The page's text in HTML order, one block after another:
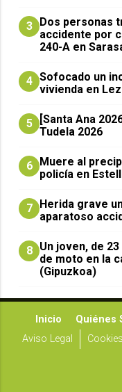
3
​Dos personas
accidente por
240-A en
4 Sofocado un
vivienda en
5
[Santa Ana
Tudela 2026
6
Muere al
policía en
7
Herida grave
aparatoso
8 Un joven, de
de moto en la
(Gipuzkoa)
Inicio Quiénes
Aviso Legal
Cookies